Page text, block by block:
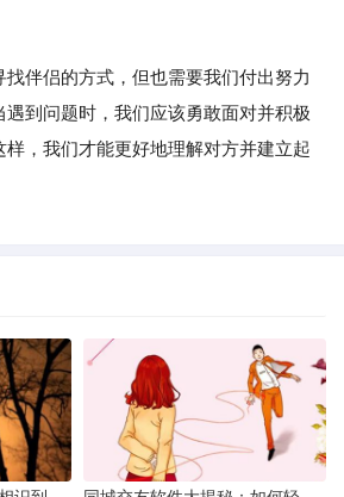
找伴侣的方式，但也需要我们付出努力
到问题时，我们应该勇敢面对并积极
，我们才能更好地理解对方并建立起